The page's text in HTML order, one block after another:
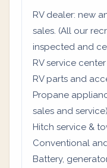
RV dealer: new
sales. (All our
inspected and
RV service
RV parts and
Propane
sales and service)
Hitch service &
Conventional
Battery,